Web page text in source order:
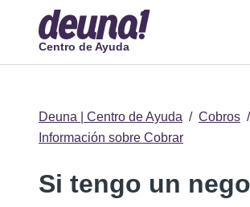
Centro de Ayuda
Deuna | Centro de Ayuda
Cobros
Información sobre Cobrar
Si tengo un